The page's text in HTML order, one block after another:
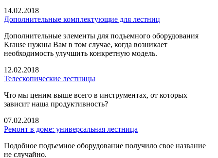
14.02.2018
Дополнительные комплектующие для лестниц
Дополнительные элементы для подъемного оборудования
Krause нужны Вам в том случае, когда возникает
необходимость улучшить конкретную модель.
12.02.2018
Телескопические лестницы
Что мы ценим выше всего в инструментах, от которых
зависит наша продуктивность?
07.02.2018
Ремонт в доме: универсальная лестница
Подобное подъемное оборудование получило свое название
не случайно.